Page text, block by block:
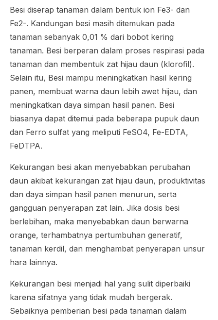
Besi diserap tanaman dalam bentuk ion Fe3- dan
Fe2-. Kandungan besi masih ditemukan pada
tanaman sebanyak 0,01 % dari bobot kering
tanaman. Besi berperan dalam proses respirasi pada
tanaman dan membentuk zat hijau daun (klorofil).
Selain itu, Besi mampu meningkatkan hasil kering
panen, membuat warna daun lebih awet hijau, dan
meningkatkan daya simpan hasil panen. Besi
biasanya dapat ditemui pada beberapa pupuk daun
dan Ferro sulfat yang meliputi FeSO4, Fe-EDTA,
FeDTPA.
Kekurangan besi akan menyebabkan perubahan
daun akibat kekurangan zat hijau daun, produktivitas
dan daya simpan hasil panen menurun, serta
gangguan penyerapan zat lain. Jika dosis besi
berlebihan, maka menyebabkan daun berwarna
orange, terhambatnya pertumbuhan generatif,
tanaman kerdil, dan menghambat penyerapan unsur
hara lainnya.
Kekurangan besi menjadi hal yang sulit diperbaiki
karena sifatnya yang tidak mudah bergerak.
Sebaiknya pemberian besi pada tanaman dalam